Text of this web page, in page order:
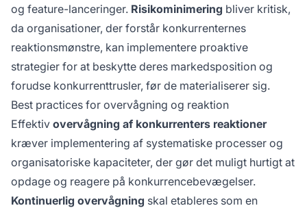
og feature-lanceringer. Risikominimering bliver kritisk,
da organisationer, der forstår konkurrenternes
reaktionsmønstre, kan implementere proaktive
strategier for at beskytte deres markedsposition og
forudse konkurrenttrusler, før de materialiserer sig.
Best practices for overvågning og reaktion
Effektiv overvågning af konkurrenters reaktioner
kræver implementering af systematiske processer og
organisatoriske kapaciteter, der gør det muligt hurtigt at
opdage og reagere på konkurrencebevægelser.
Kontinuerlig overvågning skal etableres som en